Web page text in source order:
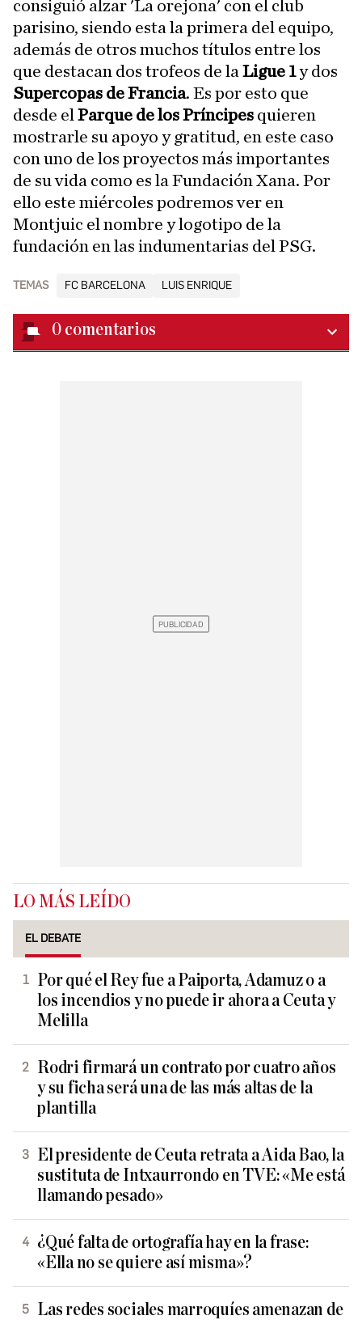
consiguió alzar 'La orejona' con el club
parisino, siendo esta la primera del equipo,
además de otros muchos títulos entre los
que destacan dos trofeos de la Ligue 1y dos
Supercopas de Francia. Es por esto que
desde el Parque de los Príncipes quieren
mostrarle su apoyo y gratitud, en este caso
con uno de los proyectos más importantes
de su vida como es la Fundación Xana. Por
ello este miércoles podremos ver en
Montjuic el nombre y logotipo de la
fundación en las indumentarias del PSG.
TEMAS FC BARCELONA LUIS ENRIQUE
0 comentarios
LO MÁS LEÍDO
EL DEBATE
Por qué el Rey fue a Paiporta, Adamuz o a
los incendios y no puede ir ahora a Ceuta y
Melilla
Rodri firmará un contrato por cuatro años
y su ficha será una de las más altas de la
plantilla
El presidente de Ceuta retrata a Aida Bao, la
sustituta de Intxaurrondo en TVE: «Me está
llamando pesado»
¿Qué falta de ortografía hay en la frase:
«Ella no se quiere así misma»?
Las redes sociales marroquíes amenazan de